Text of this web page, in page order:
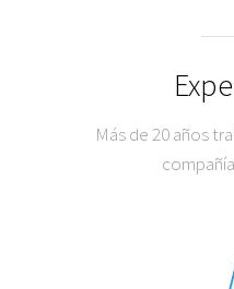
Más de 20 años